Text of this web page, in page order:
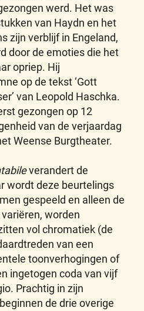
werd. Het was
van Haydn en het
zijn verblijf in Engeland,
door de emoties die het
opriep. Hij
op de tekst ‘Gott
van Leopold Haschka.
gezongen op 12
van de verjaardag
Weense Burgtheater.
verandert de
wordt deze beurtelings
gespeeld en alleen de
worden
vol chromatiek (de
van een
toonverhogingen of
ingetogen coda van vijf
Prachtig in zijn
de drie overige